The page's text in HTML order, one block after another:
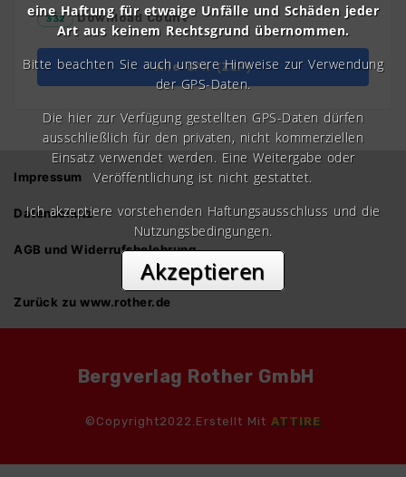
332 Download Count
Alle GPX (ZIP)
Impressum
Datenschutz
AGB und Widerrufsbelehrung
Zurück zu www.rother.de
Bergverlag Rother GmbH
©Copyright2022.Erstellt Mit ATTIRE
eine Haftung für etwaige Unfälle und Schäden jeder
Art aus keinem Rechtsgrund übernommen.
Bitte beachten Sie auch unsere Hinweise zur Verwendung
der GPS-Daten.
Die hier zur Verfügung gestellten GPS-Daten dürfen
ausschließlich für den privaten, nicht kommerziellen
Einsatz verwendet werden. Eine Weitergabe oder
Veröffentlichung ist nicht gestattet.
Ich akzeptiere vorstehenden Haftungsausschluss und die
Nutzungsbedingungen.
Akzeptieren